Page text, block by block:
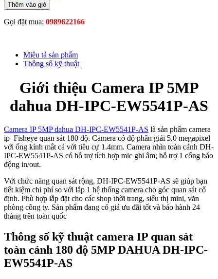
Thêm vào giỏ
Gọi đặt mua: 0989622166
Miêu tả sản phẩm
Thông số kỹ thuật
Giới thiệu Camera IP 5MP
dahua DH-IPC-EW5541P-AS
Camera IP 5MP dahua DH-IPC-EW5541P-AS là sản phẩm camera
ip Fisheye quan sát 180 độ. Camera có độ phân giải 5.0 megapixel
với ống kính mắt cá với tiêu cự 1.4mm. Camera nhìn toàn cảnh DH-
IPC-EW5541P-AS có hỗ trợ tích hợp mic ghi âm; hỗ trợ 1 cổng báo
động in/out.
Với chức năng quan sát rộng, DH-IPC-EW5541P-AS sẽ giúp bạn
tiết kiệm chi phí so với lắp 1 hệ thống camera cho góc quan sát cố
định. Phù hợp lắp đặt cho các shop thời trang, siêu thị mini, văn
phòng công ty. Sản phẩm đang có giá ưu đãi tốt và bảo hành 24
tháng trên toàn quốc
Thông số kỹ thuật camera IP quan sát
toàn cảnh 180 độ 5MP DAHUA DH-IPC-
EW5541P-AS